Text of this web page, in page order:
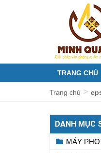
TRANG CHỦ
Trang chủ >
DANH MỤC
MÁY